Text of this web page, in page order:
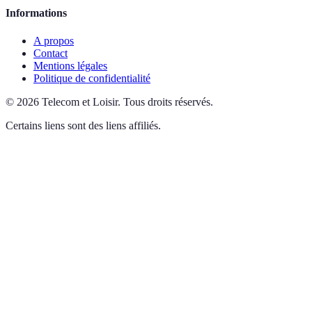
Informations
A propos
Contact
Mentions légales
Politique de confidentialité
© 2026 Telecom et Loisir. Tous droits réservés.
Certains liens sont des liens affiliés.